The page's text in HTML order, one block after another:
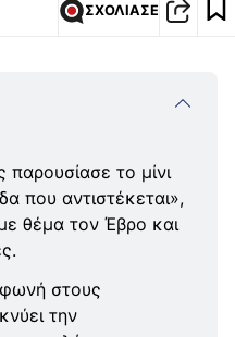
ΣΧΟΛΙΑΣΕ
το μίνι
που αντιστέκεται»,
θέμα τον Έβρο και
φωνή στους
την